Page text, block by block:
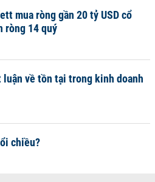
mua ròng gần 20 tỷ USD cổ
ròng 14 quý
về tồn tại trong kinh doanh
chiều?